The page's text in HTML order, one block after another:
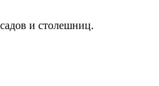
и столешниц.